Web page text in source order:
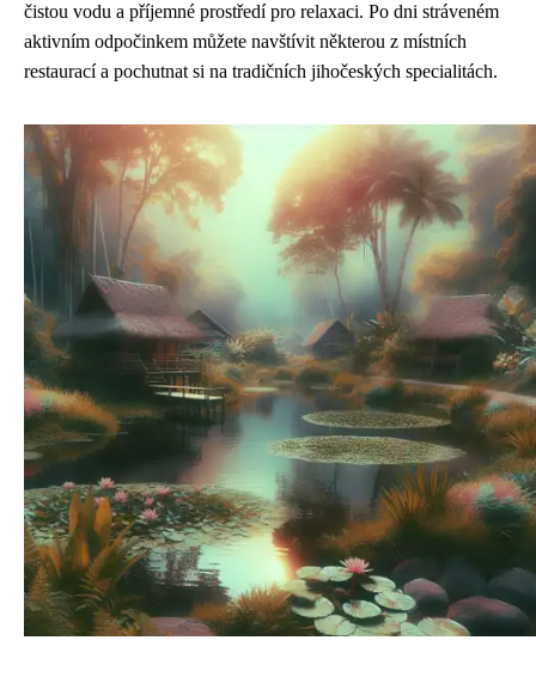
čistou vodu a příjemné prostředí pro relaxaci. Po dni stráveném
aktivním odpočinkem můžete navštívit některou z místních
restaurací a pochutnat si na tradičních jihočeských specialitách.